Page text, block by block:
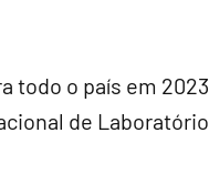
todo o país em
de